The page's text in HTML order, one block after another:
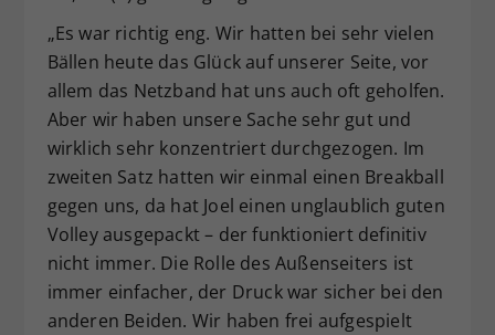
„Es war richtig eng. Wir hatten bei sehr vielen
Bällen heute das Glück auf unserer Seite, vor
allem das Netzband hat uns auch oft geholfen.
Aber wir haben unsere Sache sehr gut und
wirklich sehr konzentriert durchgezogen. Im
zweiten Satz hatten wir einmal einen Breakball
gegen uns, da hat Joel einen unglaublich guten
Volley ausgepackt – der funktioniert definitiv
nicht immer. Die Rolle des Außenseiters ist
immer einfacher, der Druck war sicher bei den
anderen Beiden. Wir haben frei aufgespielt